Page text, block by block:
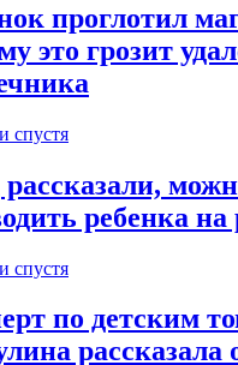
проглотил
это грозит
спустя
ребенка на
спустя
по детским
рассказала